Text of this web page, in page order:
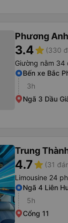
Phương
3.4star (330
Giường nằm 34
Bến xe Bắc
3h
Ngã 3 Dầu
Trung
4.7star (31
Limousine 24
Ngã 4 Liên
5h
Cổng 11